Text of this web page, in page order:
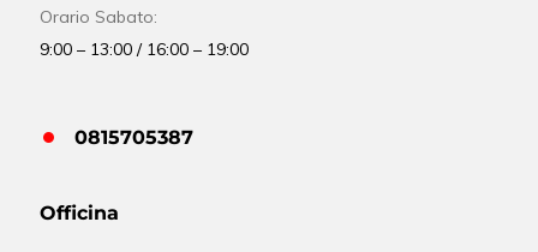
Orario Sabato:
9:00 – 13:00 / 16:00 – 19:00
0815705387
Officina